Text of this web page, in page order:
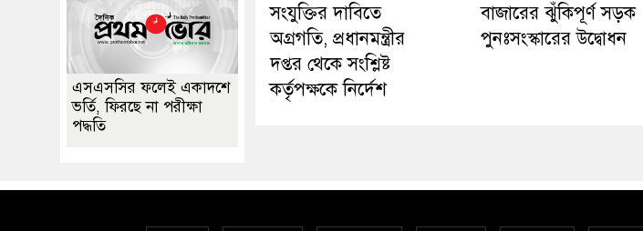
সংযুক্তির দাবিতে
অগ্রগতি, প্রধানমন্ত্রীর
দপ্তর থেকে সংশ্লিষ্ট
কর্তৃপক্ষকে নির্দেশ
বাজারের ঝুঁকিপূর্ণ সড়ক
পুনঃসংস্কারের উদ্বোধন
এসএসসির ফলেই একাদশে
ভর্তি, ফিরছে না পরীক্ষা
পদ্ধতি